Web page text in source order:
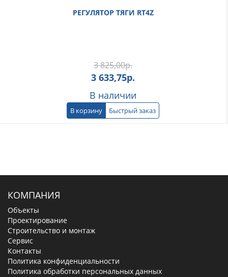
РЕГУЛЯТОР ТЯГИ RT4Z
3 825,00р.
3 633,75р.
В наличии
В корзину Быстрый заказ
КОМПАНИЯ
Объекты
Проектирование
Строительство и монтаж
Сервис
Контакты
Политика конфиденциальности
Политика обработки персональных данных